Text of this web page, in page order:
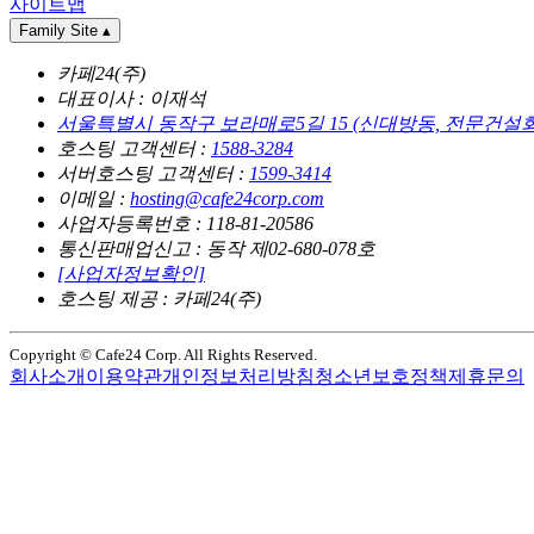
사이트맵
Family Site ▴
카페24(주)
대표이사 : 이재석
서울특별시 동작구 보라매로5길 15 (신대방동, 전문건설
호스팅 고객센터 : 1588-3284
서버호스팅 고객센터 : 1599-3414
이메일 : hosting@cafe24corp.com
사업자등록번호 : 118-81-20586
통신판매업신고 : 동작 제02-680-078호
[사업자정보확인]
호스팅 제공 : 카페24(주)
Copyright © Cafe24 Corp. All Rights Reserved.
회사소개 이용약관개인정보처리방침청소년보호정책제휴문의